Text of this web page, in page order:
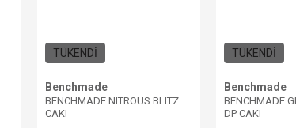
TÜKENDİ
Benchmade
BENCHMADE NITROUS BLITZ
CAKI
TÜKENDİ
Benchmade
BENCHMADE
DP CAKI